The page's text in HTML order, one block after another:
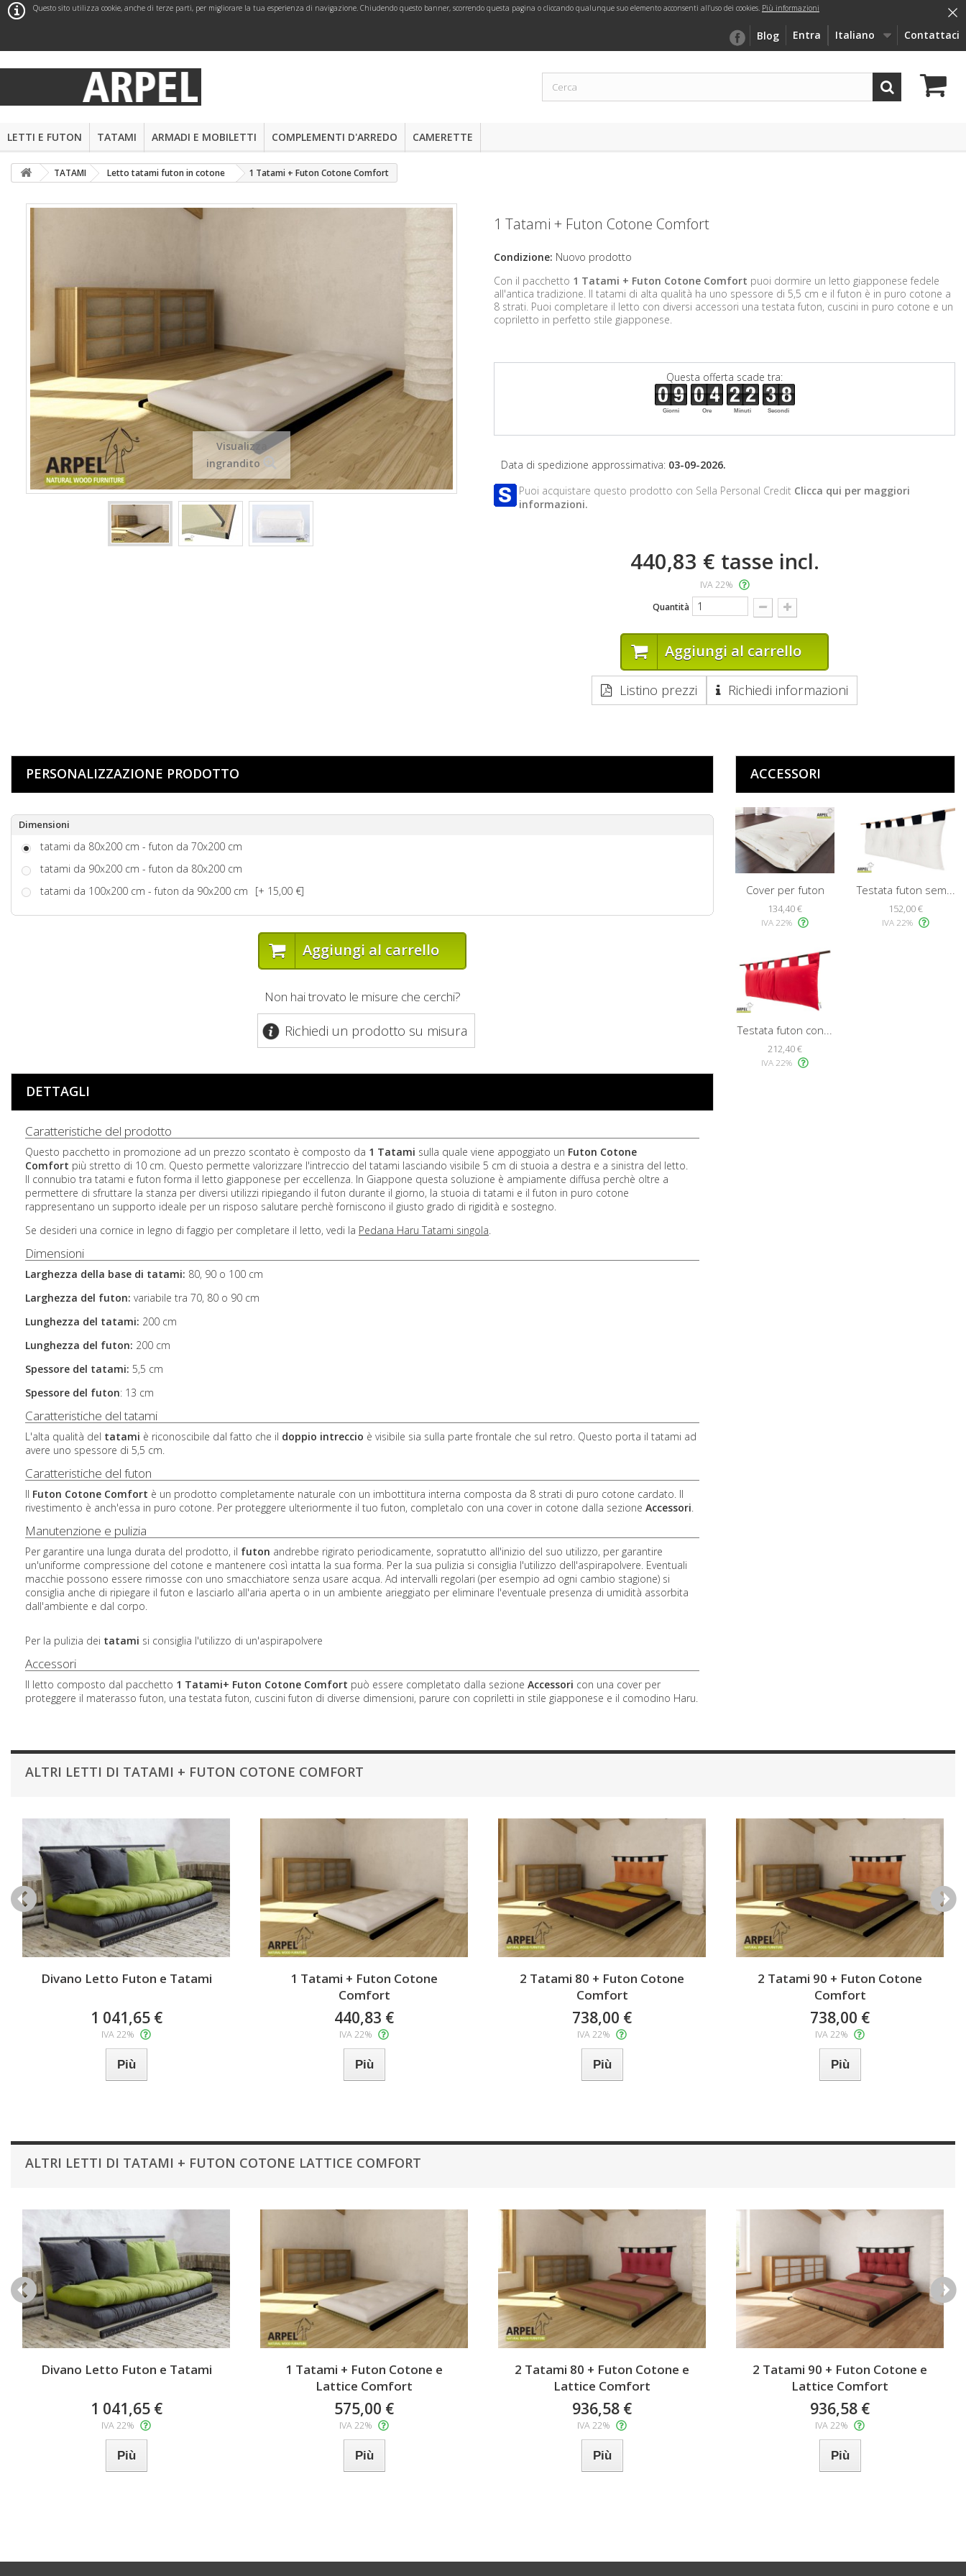
Contattaci
Italiano
Entra
Blog
×
Questo sito utilizza cookie, anche di terze parti, per migliorare la tua esperienza di navigazione. Chiudendo questo banner, scorrendo questa pagina o cliccando qualunque suo elemento acconsenti all’uso dei cookies. Più informazioni
LETTI E FUTON TATAMI ARMADI E MOBILETTI COMPLEMENTI D'ARREDO CAMERETTE
TATAMI Letto tatami futon in cotone 1 Tatami + Futon Cotone Comfort
Visualizza
ingrandito
1 Tatami + Futon Cotone Comfort
Condizione: Nuovo prodotto
Con il pacchetto 1 Tatami + Futon Cotone Comfort puoi dormire un letto giapponese fedele
all'antica tradizione. Il tatami di alta qualità ha uno spessore di 5,5 cm e il futon è in puro cotone a
8 strati. Puoi completare il letto con diversi accessori una testata futon, cuscini in puro cotone e un
copriletto in perfetto stile giapponese.
Questa offerta scade tra:
Giorni Ore Minuti Secondi
Data di spedizione approssimativa: 03-09-2026.
Puoi acquistare questo prodotto con Sella Personal Credit Clicca qui per maggiori
informazioni.
440,83 € tasse incl.
IVA 22%
Quantità
Aggiungi al carrello
Listino prezzi Richiedi informazioni
PERSONALIZZAZIONE PRODOTTO
Dimensioni
tatami da 80x200 cm - futon da 70x200 cm
tatami da 90x200 cm - futon da 80x200 cm
tatami da 100x200 cm - futon da 90x200 cm
[+ 15,00 €]
Aggiungi al carrello
Non hai trovato le misure che cerchi?
Richiedi un prodotto su misura
DETTAGLI
Caratteristiche del prodotto
Questo pacchetto in promozione ad un prezzo scontato è composto da 1 Tatami sulla quale viene appoggiato un Futon Cotone
Comfort più stretto di 10 cm. Questo permette valorizzare l'intreccio del tatami lasciando visibile 5 cm di stuoia a destra e a sinistra del letto.
Il connubio tra tatami e futon forma il letto giapponese per eccellenza. In Giappone questa soluzione è ampiamente diffusa perchè oltre a
permettere di sfruttare la stanza per diversi utilizzi ripiegando il futon durante il giorno, la stuoia di tatami e il futon in puro cotone
rappresentano un supporto ideale per un risposo salutare perchè forniscono il giusto grado di rigidità e sostegno.
Se desideri una cornice in legno di faggio per completare il letto, vedi la Pedana Haru Tatami singola.
Dimensioni
Larghezza della base di tatami: 80, 90 o 100 cm
Larghezza del futon: variabile tra 70, 80 o 90 cm
Lunghezza del tatami: 200 cm
Lunghezza del futon: 200 cm
Spessore del tatami: 5,5 cm
Spessore del futon: 13 cm
Caratteristiche del tatami
L'alta qualità del tatami è riconoscibile dal fatto che il doppio intreccio è visibile sia sulla parte frontale che sul retro. Questo porta il tatami ad
avere uno spessore di 5,5 cm.
Caratteristiche del futon
Il Futon Cotone Comfort è un prodotto completamente naturale con un imbottitura interna composta da 8 strati di puro cotone cardato. Il
rivestimento è anch'essa in puro cotone. Per proteggere ulteriormente il tuo futon, completalo con una cover in cotone dalla sezione Accessori.
Manutenzione e pulizia
Per garantire una lunga durata del prodotto, il futon andrebbe rigirato periodicamente, sopratutto all'inizio del suo utilizzo, per garantire
un'uniforme compressione del cotone e mantenere così intatta la sua forma. Per la sua pulizia si consiglia l'utilizzo dell'aspirapolvere. Eventuali
macchie possono essere rimosse con uno smacchiatore senza usare acqua. Ad intervalli regolari (per esempio ad ogni cambio stagione) si
consiglia anche di ripiegare il futon e lasciarlo all'aria aperta o in un ambiente arieggiato per eliminare l'eventuale presenza di umidità assorbita
dall'ambiente e dal corpo.
Per la pulizia dei tatami si consiglia l'utilizzo di un'aspirapolvere
Accessori
Il letto composto dal pacchetto 1 Tatami+ Futon Cotone Comfort può essere completato dalla sezione Accessori con una cover per
proteggere il materasso futon, una testata futon, cuscini futon di diverse dimensioni, parure con copriletti in stile giapponese e il comodino Haru.
ACCESSORI
Cover per futon
134,40 €
IVA 22%
Testata futon sem...
152,00 €
IVA 22%
Testata futon con...
212,40 €
IVA 22%
ALTRI LETTI DI TATAMI + FUTON COTONE COMFORT
Divano Letto Futon e Tatami
1 041,65 €
IVA 22%
Più
1 Tatami + Futon Cotone
Comfort
440,83 €
IVA 22%
Più
2 Tatami 80 + Futon Cotone
Comfort
738,00 €
IVA 22%
Più
2 Tatami 90 + Futon Cotone
Comfort
738,00 €
IVA 22%
Più
ALTRI LETTI DI TATAMI + FUTON COTONE LATTICE COMFORT
Divano Letto Futon e Tatami
1 041,65 €
IVA 22%
Più
1 Tatami + Futon Cotone e
Lattice Comfort
575,00 €
IVA 22%
Più
2 Tatami 80 + Futon Cotone e
Lattice Comfort
936,58 €
IVA 22%
Più
2 Tatami 90 + Futon Cotone e
Lattice Comfort
936,58 €
IVA 22%
Più